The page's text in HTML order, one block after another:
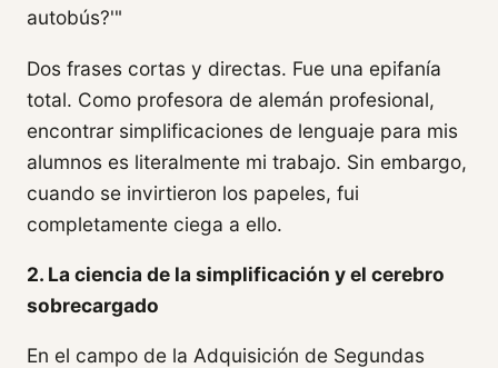
autobús?'"
Dos frases cortas y directas. Fue una epifanía
total. Como profesora de alemán profesional,
encontrar simplificaciones de lenguaje para mis
alumnos es literalmente mi trabajo. Sin embargo,
cuando se invirtieron los papeles, fui
completamente ciega a ello.
2. La ciencia de la simplificación y el cerebro
sobrecargado
En el campo de la Adquisición de Segundas